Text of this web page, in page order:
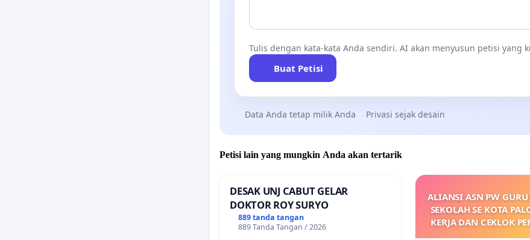
Tulis dengan kata-kata Anda sendiri. AI akan menyusun petisi yang
Buat Petisi
Data Anda tetap milik Anda Privasi sejak desain
Petisi lain yang mungkin Anda akan tertarik
DESAK UNJ CABUT GELAR
DOKTOR ROY SURYO
889 tanda tangan
889 Tanda Tangan / 2026
ALIANSI ASN PW
SEKOLAH SE KOTA
KERJA DAN CEKLOK